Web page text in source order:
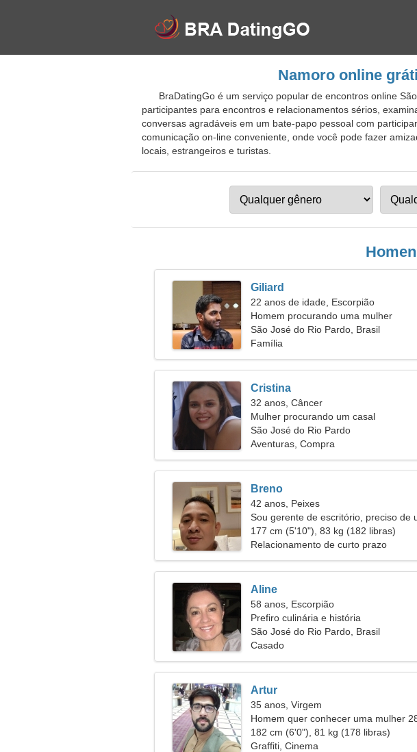
Namoro online
BraDatingGo é um serviço popular de encontros online
participantes para encontros e relacionamentos sérios,
conversas agradáveis em um bate-papo pessoal com
comunicação on-line conveniente, onde você pode fazer
locais, estrangeiros e turistas.
Giliard
22 anos de idade, Escorpião
Homem procurando uma mulher
São José do Rio Pardo, Brasil
Família
Cristina
32 anos, Câncer
Mulher procurando um casal
São José do Rio Pardo
Aventuras, Compra
Breno
42 anos, Peixes
Sou gerente de escritório, preciso de
mulher brincalhona
177 cm (5'10"), 83 kg (182 libras)
Relacionamento de curto prazo
Aline
58 anos, Escorpião
Prefiro culinária e história
São José do Rio Pardo, Brasil
Casado
Artur
35 anos, Virgem
Homem quer conhecer uma mulher
182 cm (6'0"), 81 kg (178 libras)
Graffiti, Cinema